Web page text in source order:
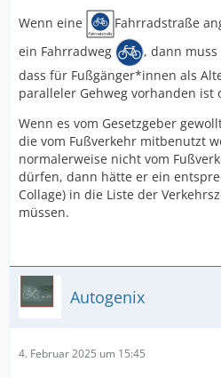
Wenn eine
Fahrradstraße
ein Fahrradweg
, dann
dass für Fußgänger*innen als
paralleler Gehweg vorhanden ist
Wenn es vom Gesetzgeber
die vom Fußverkehr mitbenutzt
normalerweise nicht vom
dürfen, dann hätte er ein
Collage) in die Liste der
müssen.
Autogenix
4. Februar 2025 um 15:45